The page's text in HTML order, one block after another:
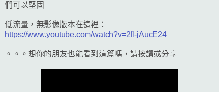
們可以堅固
低流量，無影像版本在這裡：
https://www.youtube.com/watch?v=2fl-jAucE24
。。。想你的朋友也能看到這篇嗎，請按讚或分享